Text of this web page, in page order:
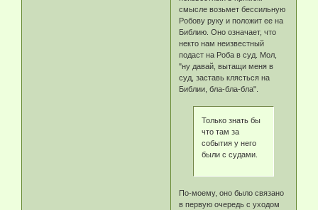
смысле возьмет бессильную
Робову руку и положит ее на
Библию. Оно означает, что
некто нам неизвестный
подаст на Роба в суд. Мол,
"ну давай, вытащи меня в
суд, заставь клясться на
Библии, бла-бла-бла".
Только знать бы
что там за
события у него
были с судами.
По-моему, оно было связано
в первую очередь с уходом